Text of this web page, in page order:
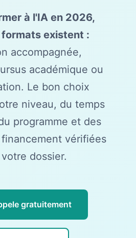
à l'IA en 2026,
existent :
accompagnée,
académique ou
Le bon choix
niveau, du temps
programme et des
vérifiées
dossier.
gratuitement